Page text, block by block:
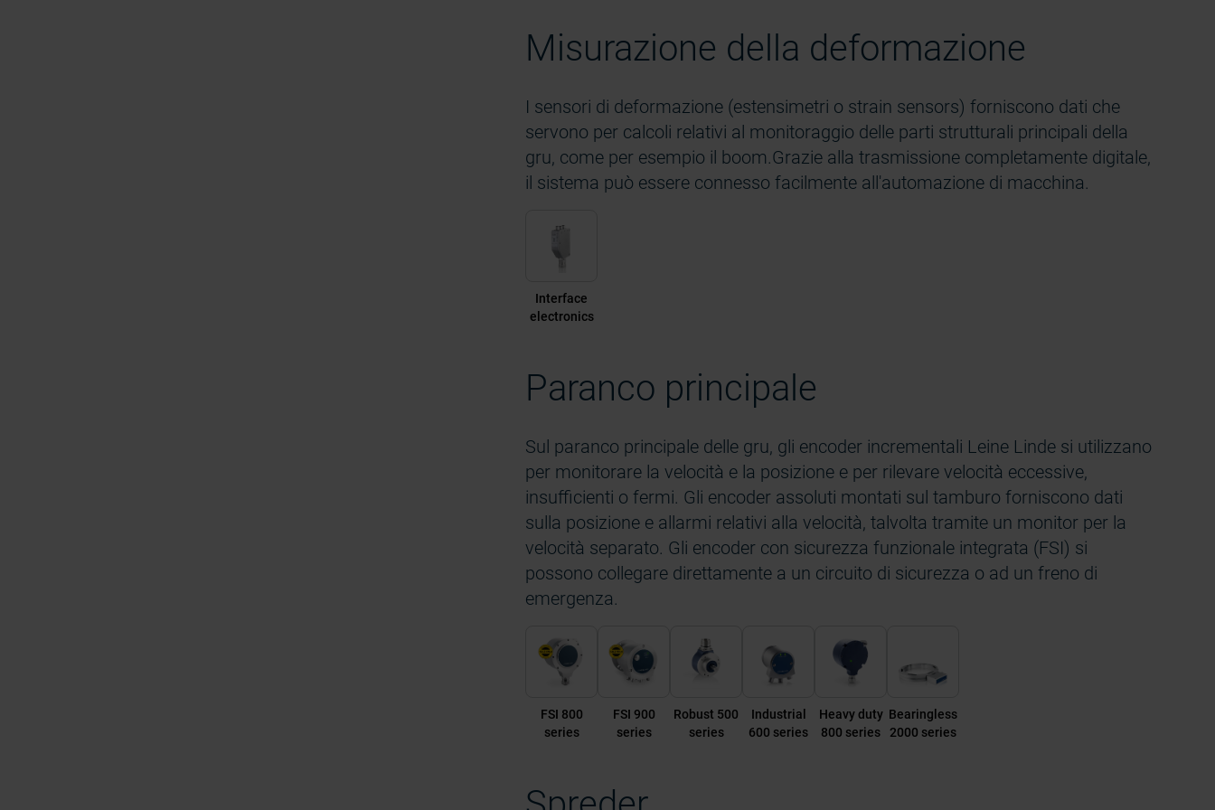
Misurazione della deformazione
I sensori di deformazione (estensimetri o strain sensors) forniscono dati che
servono per calcoli relativi al monitoraggio delle parti strutturali principali della
gru, come per esempio il boom.Grazie alla trasmissione completamente digitale,
il sistema può essere connesso facilmente all'automazione di macchina.
Interface
electronics
Paranco principale
Sul paranco principale delle gru, gli encoder incrementali Leine Linde si utilizzano
per monitorare la velocità e la posizione e per rilevare velocità eccessive,
insufficienti o fermi. Gli encoder assoluti montati sul tamburo forniscono dati
sulla posizione e allarmi relativi alla velocità, talvolta tramite un monitor per la
velocità separato. Gli encoder con sicurezza funzionale integrata (FSI) si
possono collegare direttamente a un circuito di sicurezza o ad un freno di
emergenza.
FSI 800
series
FSI 900
series
Robust 500
series
Industrial
600 series
Heavy duty
800 series
Bearingless
2000 series